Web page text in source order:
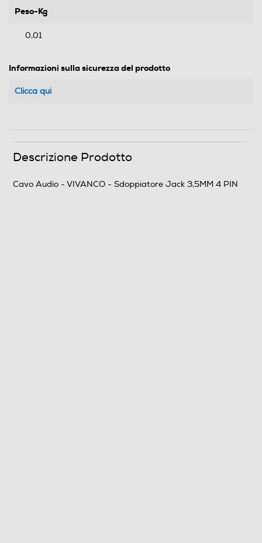
Peso-Kg
0,01
Informazioni sulla sicurezza del prodotto
Clicca qui
Descrizione Prodotto
Cavo Audio - VIVANCO - Sdoppiatore Jack 3,5MM 4 PIN